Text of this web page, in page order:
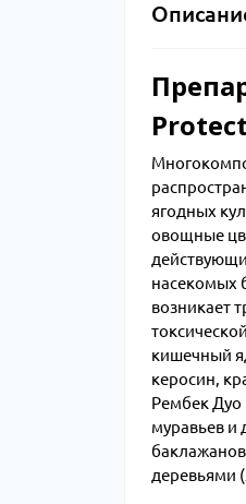
ягодных
овощные
насекомых
возникает
кишечный
керосин,
Рембек Дуо
муравьев и
деревьями